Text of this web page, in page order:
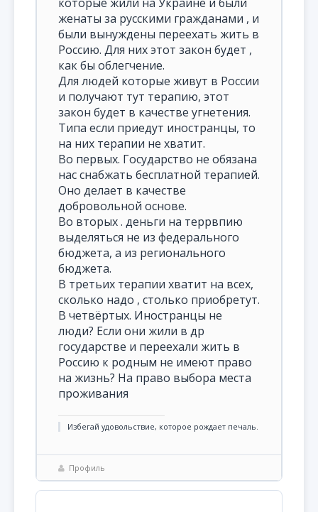
женаты за русскими гражданами , и
были вынуждены переехать жить в
Россию. Для них этот закон будет ,
как бы облегчение.
Для людей которые живут в России
и получают тут терапию, этот
закон будет в качестве угнетения.
Типа если приедут иностранцы, то
на них терапии не хватит.
Во первых. Государство не обязана
нас снабжать бесплатной терапией.
Оно делает в качестве
добровольной основе.
Во вторых . деньги на террвпию
выделяться не из федерального
бюджета, а из регионального
бюджета.
В третьих терапии хватит на всех,
сколько надо , столько приобретут.
В четвёртых. Иностранцы не
люди? Если они жили в др
государстве и переехали жить в
Россию к родным не имеют право
на жизнь? На право выбора места
проживания
Избегай удовольствие, которое рождает печаль.
Профиль